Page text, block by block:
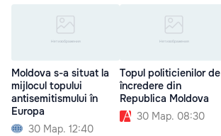
Moldova s-a situat la
mijlocul topului
antisemitismului în
Europa
30 Мар. 12:40
Topul politicienilor de
încredere din
Republica Moldova
30 Мар. 08:30